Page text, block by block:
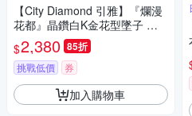
【City Diamond 引雅】『爛漫
花都』晶鑽白K金花型墜子 項
鍊(浮光流影系列)
$2,380 85折
挑戰低價 券
加入購物車